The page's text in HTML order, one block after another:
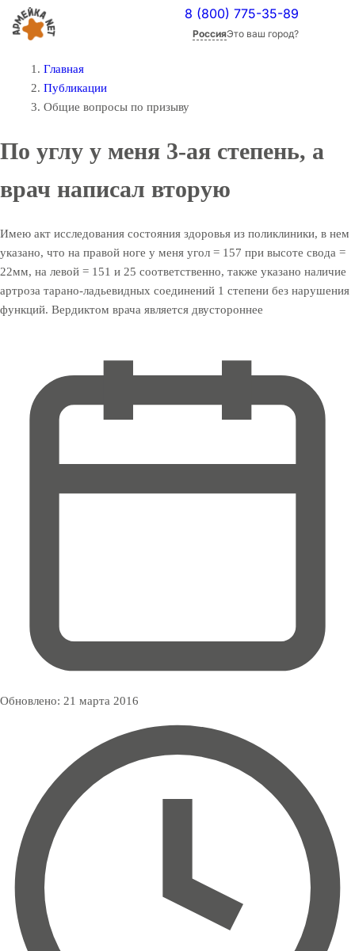
8 (800) 775-35-89
РоссияЭто ваш город?
Главная
Публикации
Общие вопросы по призыву
По углу у меня 3-ая степень, а
врач написал вторую
Имею акт исследования состояния здоровья из поликлиники, в нем
указано, что на правой ноге у меня угол = 157 при высоте свода =
22мм, на левой = 151 и 25 соответственно, также указано наличие
артроза тарано-ладьевидных соединений 1 степени без нарушения
функций. Вердиктом врача является двустороннее
Обновлено: 21 марта 2016